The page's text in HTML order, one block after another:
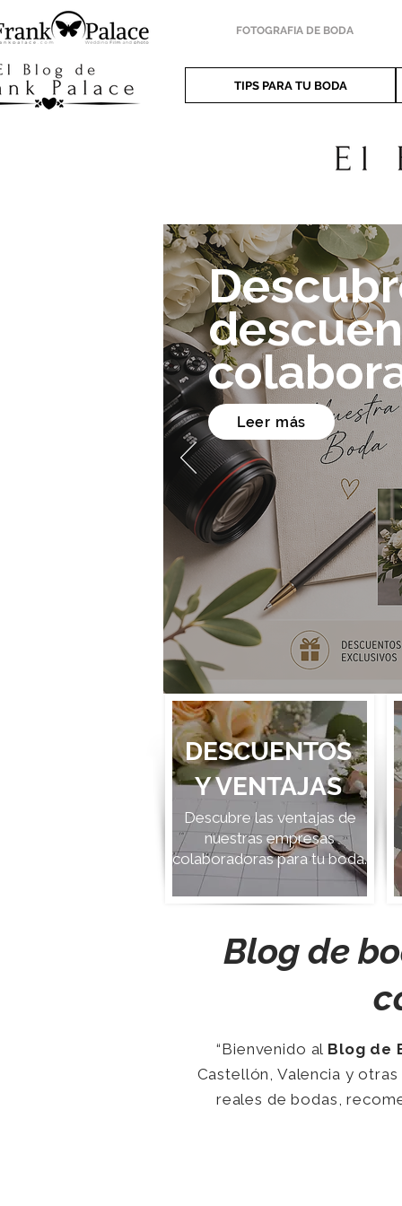
FOTOGRAFIA DE BODA
TIPS PARA TU BODA
Leer más
DESCUENTOS
Y VENTAJAS
Descubre las ventajas de
nuestras empresas
colaboradoras para tu boda.
Blog de
“Bienvenido al Blog de
Castellón, Valencia y
reales de bodas,